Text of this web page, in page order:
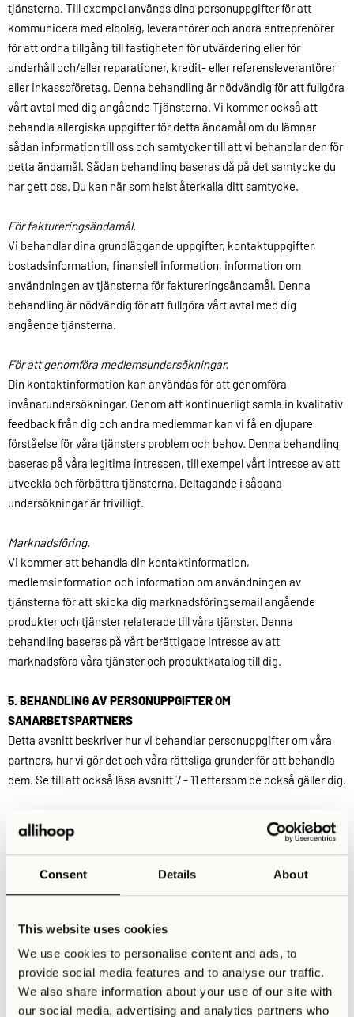
Consent Details About
This website uses cookies
We use cookies to personalise content and ads, to
provide social media features and to analyse our traffic.
We also share information about your use of our site with
our social media, advertising and analytics partners who
tjänsterna. Till exempel används dina personuppgifter för att
kommunicera med elbolag, leverantörer och andra entreprenörer
för att ordna tillgång till fastigheten för utvärdering eller för
underhåll och/eller reparationer, kredit- eller referensleverantörer
eller inkassoföretag. Denna behandling är nödvändig för att fullgöra
vårt avtal med dig angående Tjänsterna. Vi kommer också att
behandla allergiska uppgifter för detta ändamål om du lämnar
sådan information till oss och samtycker till att vi behandlar den för
detta ändamål. Sådan behandling baseras då på det samtycke du
har gett oss. Du kan när som helst återkalla ditt samtycke.
För faktureringsändamål.
Vi behandlar dina grundläggande uppgifter, kontaktuppgifter,
bostadsinformation, finansiell information, information om
användningen av tjänsterna för faktureringsändamål. Denna
behandling är nödvändig för att fullgöra vårt avtal med dig
angående tjänsterna.
För att genomföra medlemsundersökningar.
Din kontaktinformation kan användas för att genomföra
invånarundersökningar. Genom att kontinuerligt samla in kvalitativ
feedback från dig och andra medlemmar kan vi få en djupare
förståelse för våra tjänsters problem och behov. Denna behandling
baseras på våra legitima intressen, till exempel vårt intresse av att
utveckla och förbättra tjänsterna. Deltagande i sådana
undersökningar är frivilligt.
Marknadsföring.
Vi kommer att behandla din kontaktinformation,
medlemsinformation och information om användningen av
tjänsterna för att skicka dig marknadsföringsemail angående
produkter och tjänster relaterade till våra tjänster. Denna
behandling baseras på vårt berättigade intresse av att
marknadsföra våra tjänster och produktkatalog till dig.
5. BEHANDLING AV PERSONUPPGIFTER OM
SAMARBETSPARTNERS
Detta avsnitt beskriver hur vi behandlar personuppgifter om våra
partners, hur vi gör det och våra rättsliga grunder för att behandla
dem. Se till att också läsa avsnitt 7 - 11 eftersom de också gäller dig.
5.1 Vilka kategorier av personuppgifter behandlar vi om Partners?
Sammanfattningsvis behandlar vi följande kategorier av
personuppgifter om Partners:
Ditt namn, e-postadress, telefonnummer och postadress.
Företagsrelaterade uppgifter.
Detta innebär information om företaget du arbetar för, inklusive